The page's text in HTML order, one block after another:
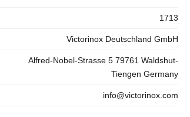
1713
Victorinox Deutschland GmbH
Alfred-Nobel-Strasse 5 79761 Waldshut-
Tiengen Germany
info@victorinox.com